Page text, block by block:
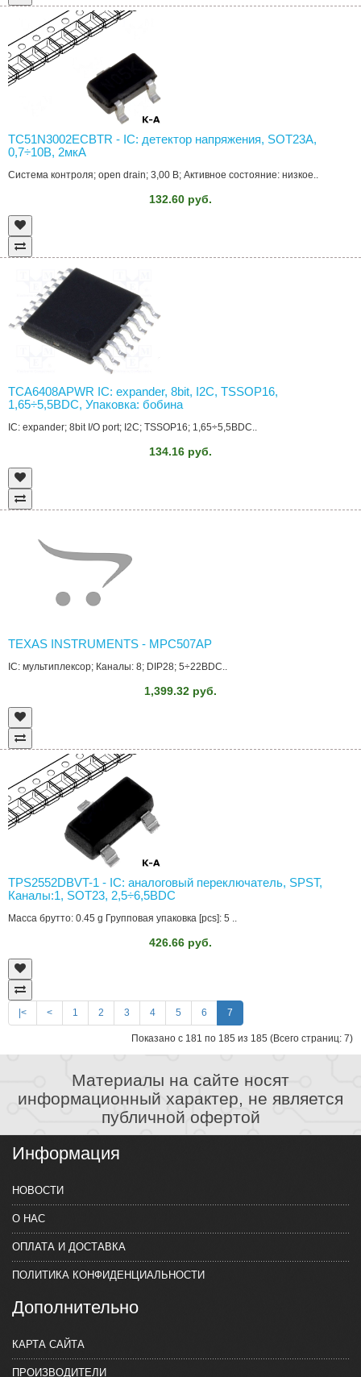
TC51N3002ECBTR - IC: детектор напряжения, SOT23A,
0,7÷10В, 2мкА
Система контроля; open drain; 3,00 В; Активное состояние: низкое..
132.60 руб.
TCA6408APWR IC: expander, 8bit, I2C, TSSOP16,
1,65÷5,5ВDC, Упаковка: бобина
IC: expander; 8bit I/O port; I2C; TSSOP16; 1,65÷5,5ВDC..
134.16 руб.
TEXAS INSTRUMENTS - MPC507AP
IC: мультиплексор; Каналы: 8; DIP28; 5÷22ВDC..
1,399.32 руб.
TPS2552DBVT-1 - IC: аналоговый переключатель, SPST,
Каналы:1, SOT23, 2,5÷6,5ВDC
Масса брутто: 0.45 g Групповая упаковка [pcs]: 5 ..
426.66 руб.
|< < 1 2 3 4 5 6 7
Показано с 181 по 185 из 185 (Всего страниц: 7)
Материалы на сайте носят
информационный характер, не является
публичной офертой
Информация
НОВОСТИ
О НАС
ОПЛАТА И ДОСТАВКА
ПОЛИТИКА КОНФИДЕНЦИАЛЬНОСТИ
Дополнительно
КАРТА САЙТА
ПРОИЗВОДИТЕЛИ